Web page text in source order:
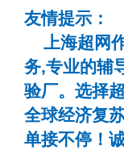
友情提示：
上海超网
务,专业的辅
验厂。选择
全球经济复
单接不停！